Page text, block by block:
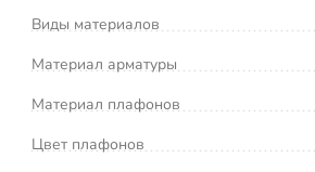
Виды материалов
Материал арматуры
Материал плафонов
Цвет плафонов